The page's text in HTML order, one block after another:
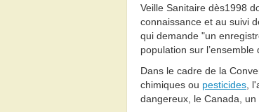
Veille Sanitaire dès1998
connaissance et au suivi
qui demande "un
population sur
Dans le cadre de la
chimiques ou pesticides ,
dangereux, le Canada,